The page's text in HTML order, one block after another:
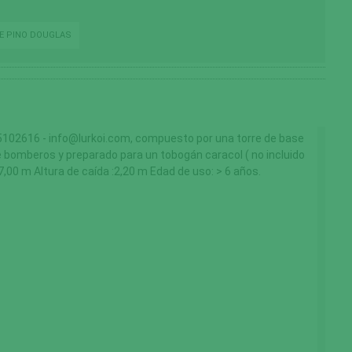
PINO DOUGLAS
- info@lurkoi.com, compuesto por una torre de base
y preparado para un tobogán caracol ( no incluido
m Altura de caída :2,20 m Edad de uso: > 6 años.